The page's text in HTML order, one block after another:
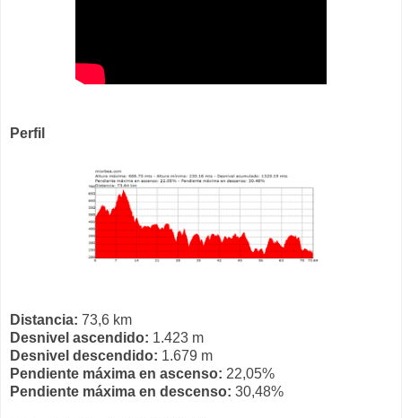
Perfil
Distancia: 73,6 km
Desnivel ascendido: 1.423 m
Desnivel descendido: 1.679 m
Pendiente máxima en ascenso: 22,05%
Pendiente máxima en descenso: 30,48%